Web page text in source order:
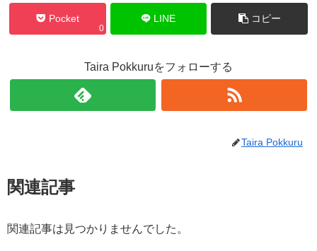
Pocket
0
LINE コピー
Taira Pokkuruをフォローする
Taira Pokkuru
関連記事
関連記事は見つかりませんでした。